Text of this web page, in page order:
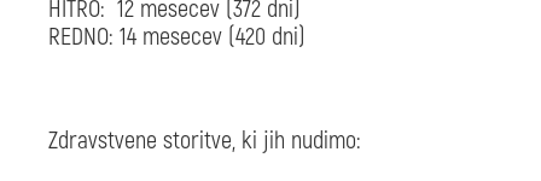
HITRO: 12 mesecev (372 dni)
REDNO: 14 mesecev (420 dni)
Zdravstvene storitve, ki jih nudimo: